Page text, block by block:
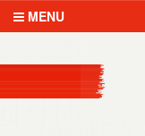
MENU